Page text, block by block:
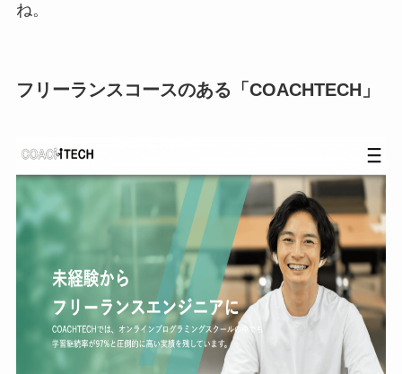
ね。
フリーランスコースのある「COACHTECH」